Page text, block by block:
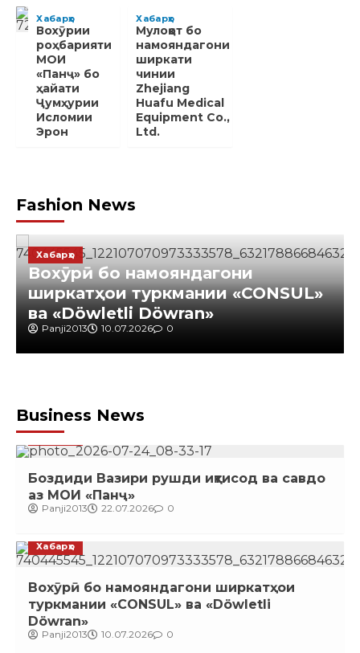
Хабарҳо
Вохӯрии
роҳбарияти
МОИ
«Панҷ» бо
ҳайати
Ҷумҳурии
Исломии
Эрон
Хабарҳо
Мулоқот бо
намояндагони
ширкати
чинии
Zhejiang
Huafu Medical
Equipment Co.,
Ltd.
Fashion News
Хабарҳо
Вохӯрӣ бо намояндагони
ширкатҳои туркмании «CONSUL»
ва «Döwletli Döwran»
Panji2013 10.07.2026 0
Business News
Хабарҳо
Боздиди Вазири рушди иқтисод ва савдо
аз МОИ «Панҷ»
Panji2013 22.07.2026 0
Хабарҳо
Вохӯрӣ бо намояндагони ширкатҳои
туркмании «CONSUL» ва «Döwletli
Döwran»
Panji2013 10.07.2026 0